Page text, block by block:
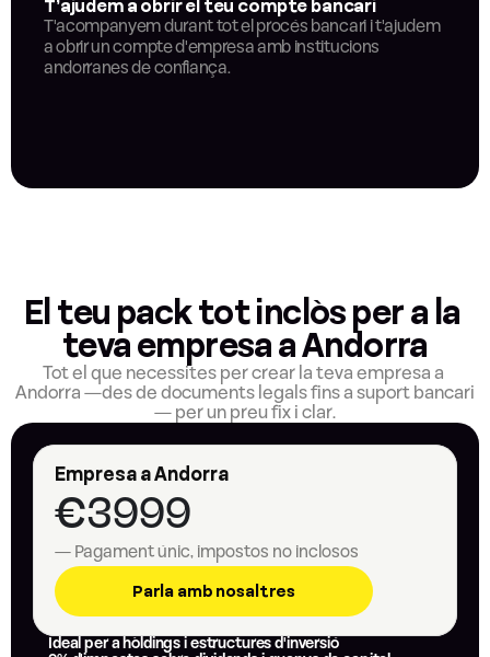
T’ajudem a obrir el teu compte bancari
T'acompanyem durant tot el procés bancari i t'ajudem
a obrir un compte d'empresa amb institucions
andorranes de confiança.
El teu pack tot inclòs per a la
teva empresa a Andorra
Tot el que necessites per crear la teva empresa a
Andorra —des de documents legals fins a suport bancari
— per un preu fix i clar.
Ideal per a hòldings i estructures d'inversió
Empresa a Andorra
€3999
— Pagament únic, impostos no inclosos
Parla amb nosaltres